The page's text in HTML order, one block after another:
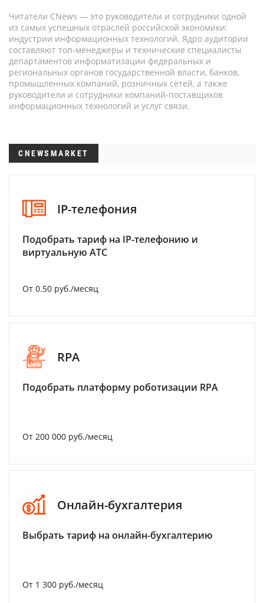
Читатели CNews — это руководители и сотрудники одной
из самых успешных отраслей российской экономики:
индустрии информационных технологий. Ядро аудитории
составляют топ-менеджеры и технические специалисты
департаментов информатизации федеральных и
региональных органов государственной власти, банков,
промышленных компаний, розничных сетей, а также
руководители и сотрудники компаний-поставщиков
информационных технологий и услуг связи.
CNEWSMARKET
IP-телефония
Подобрать тариф на IP-телефонию и
виртуальную АТС
От 0.50 руб./месяц
RPA
Подобрать платформу роботизации RPA
От 200 000 руб./месяц
Онлайн-бухгалтерия
Выбрать тариф на онлайн-бухгалтерию
От 1 300 руб./месяц